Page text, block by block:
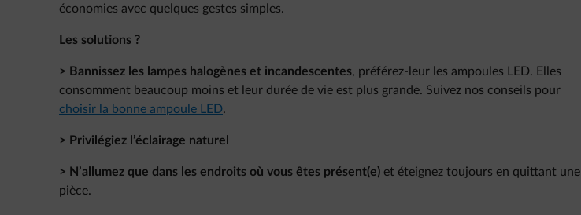
économies avec quelques gestes simples.
Les solutions ?
> Bannissez les lampes halogènes et incandescentes, préférez-leur les ampoules LED. Elles
consomment beaucoup moins et leur durée de vie est plus grande. Suivez nos conseils pour
choisir la bonne ampoule LED.
> Privilégiez l’éclairage naturel
> N’allumez que dans les endroits où vous êtes présent(e) et éteignez toujours en quittant une
pièce.